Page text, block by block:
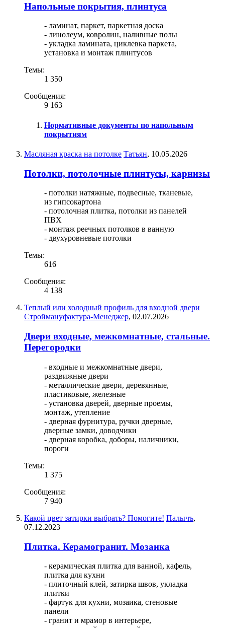
Напольные покрытия, плинтуса
- ламинат, паркет, паркетная доска
- линолеум, ковролин, наливные полы
- укладка ламината, циклевка паркета,
установка и монтаж плинтусов
Темы:
1 350
Сообщения:
9 163
Нормативные документы по напольным
покрытиям
Масляная краска на потолке Татьян, 10.05.2026
Потолки, потолочные плинтусы, карнизы
- потолки натяжные, подвесные, тканевые,
из гипсокартона
- потолочная плитка, потолки из панелей
ПВХ
- монтаж реечных потолков в ванную
- двухуровневые потолки
Темы:
616
Сообщения:
4 138
Теплый или холодный профиль для входной двери
Строймануфактура-Менеджер, 02.07.2026
Двери входные, межкомнатные, стальные.
Перегородки
- входные и межкомнатные двери,
раздвижные двери
- металлические двери, деревянные,
пластиковые, железные
- установка дверей, дверные проемы,
монтаж, утепление
- дверная фурнитура, ручки дверные,
дверные замки, доводчики
- дверная коробка, доборы, наличники,
пороги
Темы:
1 375
Сообщения:
7 940
Какой цвет затирки выбрать? Помогите! Палычъ,
07.12.2023
Плитка. Керамогранит. Мозаика
- керамическая плитка для ванной, кафель,
плитка для кухни
- плиточный клей, затирка швов, укладка
плитки
- фартук для кухни, мозаика, стеновые
панели
- гранит и мрамор в интерьере,